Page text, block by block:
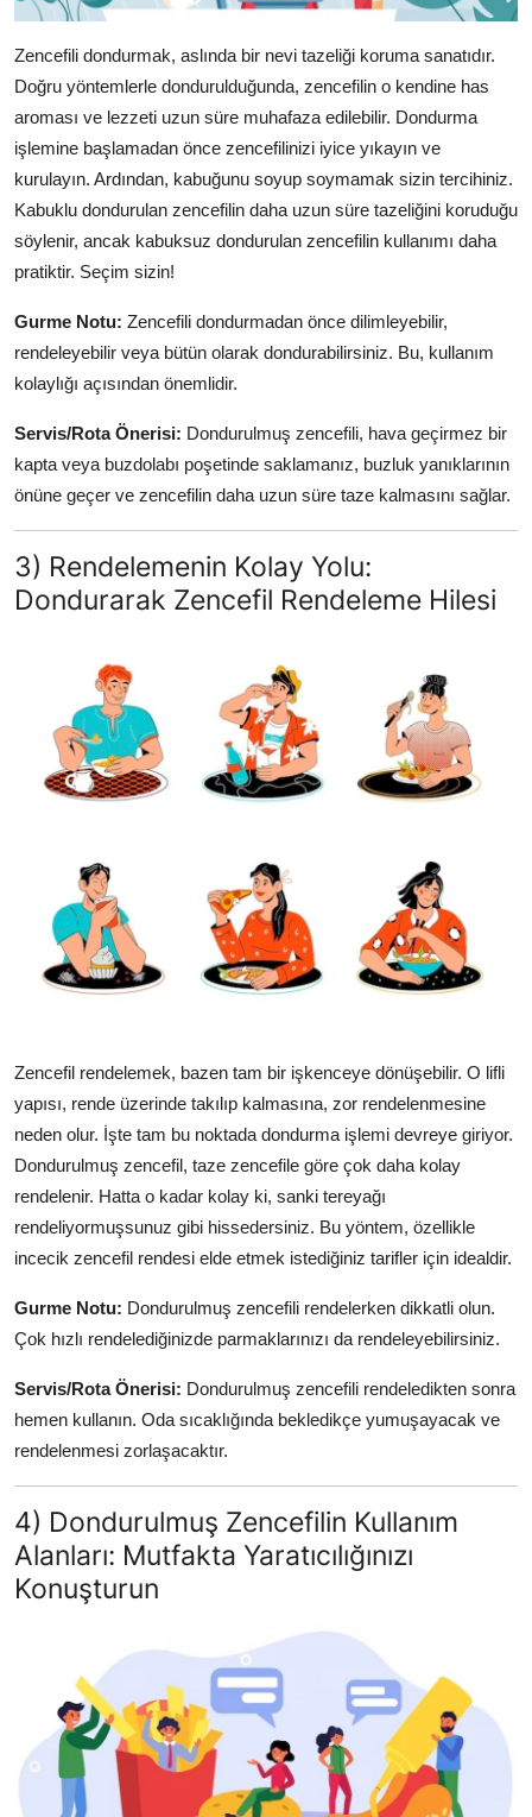
Zencefili dondurmak, aslında bir nevi tazeliği koruma sanatıdır.
Doğru yöntemlerle dondurulduğunda, zencefilin o kendine has
aroması ve lezzeti uzun süre muhafaza edilebilir. Dondurma
işlemine başlamadan önce zencefilinizi iyice yıkayın ve
kurulayın. Ardından, kabuğunu soyup soymamak sizin tercihiniz.
Kabuklu dondurulan zencefilin daha uzun süre tazeliğini koruduğu
söylenir, ancak kabuksuz dondurulan zencefilin kullanımı daha
pratiktir. Seçim sizin!
Gurme Notu: Zencefili dondurmadan önce dilimleyebilir,
rendeleyebilir veya bütün olarak dondurabilirsiniz. Bu, kullanım
kolaylığı açısından önemlidir.
Servis/Rota Önerisi: Dondurulmuş zencefili, hava geçirmez bir
kapta veya buzdolabı poşetinde saklamanız, buzluk yanıklarının
önüne geçer ve zencefilin daha uzun süre taze kalmasını sağlar.
3) Rendelemenin Kolay Yolu:
Dondurarak Zencefil Rendeleme Hilesi
Zencefil rendelemek, bazen tam bir işkenceye dönüşebilir. O lifli
yapısı, rende üzerinde takılıp kalmasına, zor rendelenmesine
neden olur. İşte tam bu noktada dondurma işlemi devreye giriyor.
Dondurulmuş zencefil, taze zencefile göre çok daha kolay
rendelenir. Hatta o kadar kolay ki, sanki tereyağı
rendeliyormuşsunuz gibi hissedersiniz. Bu yöntem, özellikle
incecik zencefil rendesi elde etmek istediğiniz tarifler için idealdir.
Gurme Notu: Dondurulmuş zencefili rendelerken dikkatli olun.
Çok hızlı rendelediğinizde parmaklarınızı da rendeleyebilirsiniz.
Servis/Rota Önerisi: Dondurulmuş zencefili rendeledikten sonra
hemen kullanın. Oda sıcaklığında bekledikçe yumuşayacak ve
rendelenmesi zorlaşacaktır.
4) Dondurulmuş Zencefilin Kullanım
Alanları: Mutfakta Yaratıcılığınızı
Konuşturun